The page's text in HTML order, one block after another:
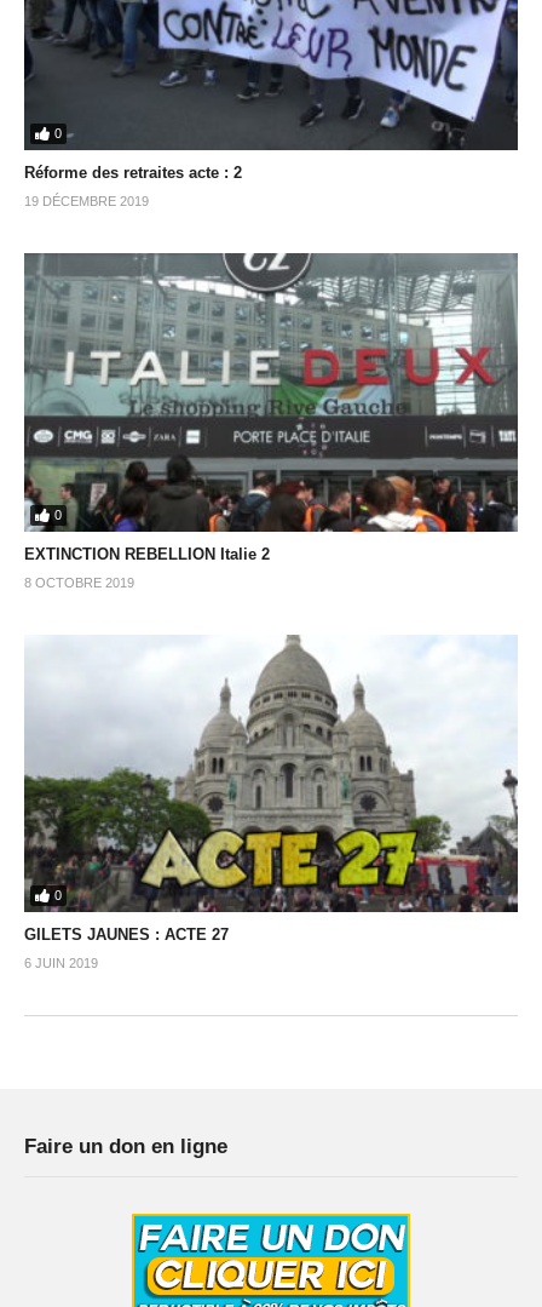
0
Réforme des retraites acte : 2
19 DÉCEMBRE 2019
0
EXTINCTION REBELLION Italie 2
8 OCTOBRE 2019
0
GILETS JAUNES : ACTE 27
6 JUIN 2019
Faire un don en ligne